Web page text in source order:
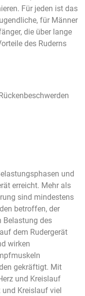
Für jeden ist das
für Männer
die über lange
des Ruderns
und
erreicht. Mehr als
sind mindestens
betroffen, der
Belastung des
dem Rudergerät
wirken
gekräftigt. Mit
und Kreislauf
Kreislauf viel